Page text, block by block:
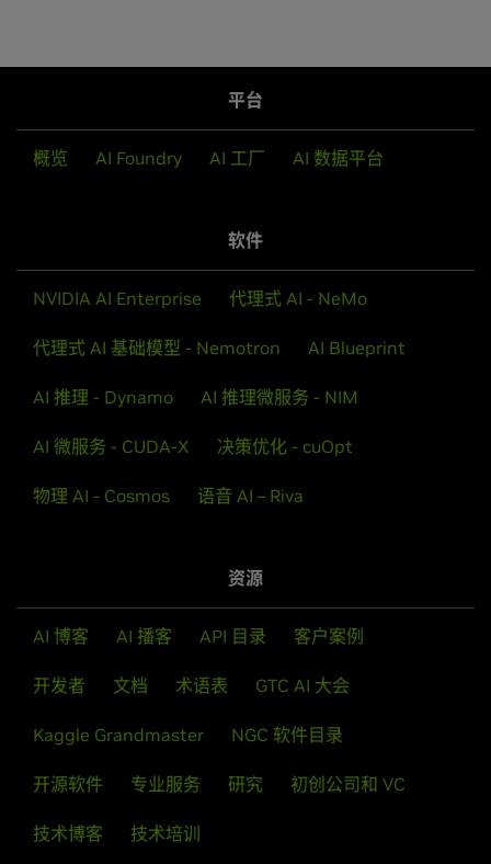
平台
概览 AI Foundry AI 工厂 AI 数据平台
软件
NVIDIA AI Enterprise 代理式 AI - NeMo
代理式 AI 基础模型 - Nemotron AI Blueprint
AI 推理 - Dynamo AI 推理微服务 - NIM
AI 微服务 - CUDA-X 决策优化 - cuOpt
物理 AI - Cosmos 语音 AI – Riva
资源
AI 博客 AI 播客 API 目录 客户案例
开发者 文档 术语表 GTC AI 大会
Kaggle Grandmaster NGC 软件目录
开源软件 专业服务 研究 初创公司和 VC
技术博客 技术培训